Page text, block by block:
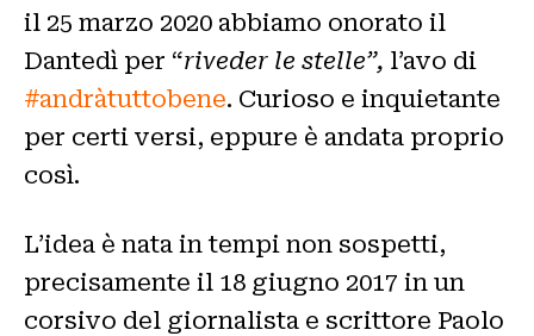
il 25 marzo 2020 abbiamo onorato il
Dantedì per “riveder le stelle”, l’avo di
#andràtuttobene. Curioso e inquietante
per certi versi, eppure è andata proprio
così.
L’idea è nata in tempi non sospetti,
precisamente il 18 giugno 2017 in un
corsivo del giornalista e scrittore Paolo